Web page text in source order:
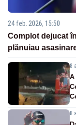
24 feb. 2026, 15:50
Complot dejucat
plănuiau
8
A
8